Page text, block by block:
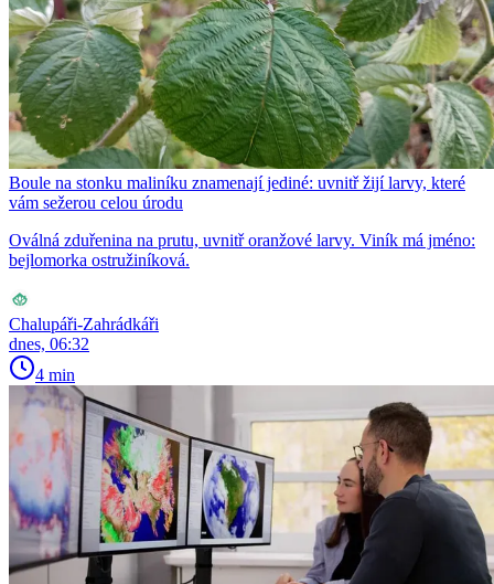
Boule na stonku maliníku znamenají jediné: uvnitř žijí larvy, které
vám sežerou celou úrodu
Oválná zduřenina na prutu, uvnitř oranžové larvy. Viník má jméno:
bejlomorka ostružiníková.
Chalupáři-Zahrádkáři
dnes, 06:32
4 min